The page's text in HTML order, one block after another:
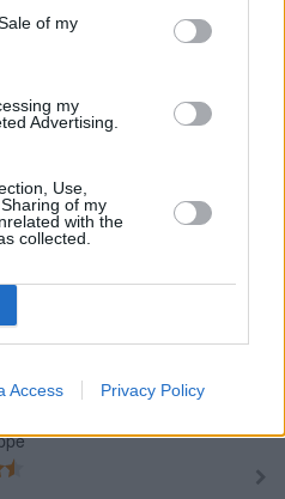
of my
my
Advertising.
Use,
of my
with the
collected.
Access Privacy Policy